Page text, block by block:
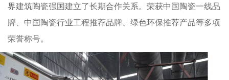
界建筑陶瓷强国建立了长期合作关系。荣获中国陶瓷一线品
牌、中国陶瓷行业工程推荐品牌、绿色环保推荐产品等多项
荣誉称号。